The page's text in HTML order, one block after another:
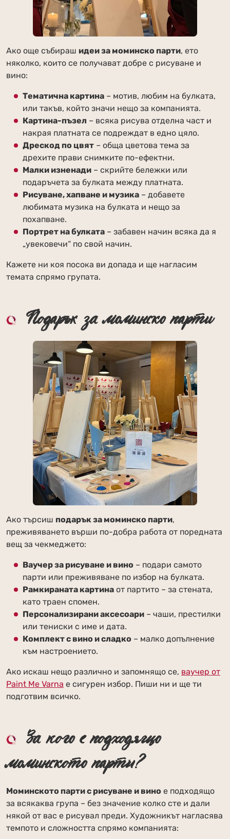
Ако още събираш идеи за моминско парти, ето
няколко, които се получават добре с рисуване и
вино:
Тематична картина – мотив, любим на булката,
или такъв, който значи нещо за компанията.
Картина-пъзел – всяка рисува отделна част и
накрая платната се подреждат в едно цяло.
Дрескод по цвят – обща цветова тема за
дрехите прави снимките по-ефектни.
Малки изненади – скрийте бележки или
подаръчета за булката между платната.
Рисуване, хапване и музика – добавете
любимата музика на булката и нещо за
похапване.
Портрет на булката – забавен начин всяка да я
„увековечи“ по свой начин.
Кажете ни коя посока ви допада и ще нагласим
темата спрямо групата.
Подарък за моминско парти
Ако търсиш подарък за моминско парти,
преживяването върши по-добра работа от поредната
вещ за чекмеджето:
Ваучер за рисуване и вино – подари самото
парти или преживяване по избор на булката.
Рамкираната картина от партито – за стената,
като траен спомен.
Персонализирани аксесоари – чаши, престилки
или тениски с име и дата.
Комплект с вино и сладко – малко допълнение
към настроението.
Ако искаш нещо различно и запомнящо се, ваучер от
Paint Me Varna е сигурен избор. Пиши ни и ще ти
подготвим всичко.
За кого е подходящо
моминското парти?
Моминското парти с рисуване и вино е подходящо
за всякаква група – без значение колко сте и дали
някой от вас е рисувал преди. Художникът нагласява
темпото и сложността спрямо компанията: